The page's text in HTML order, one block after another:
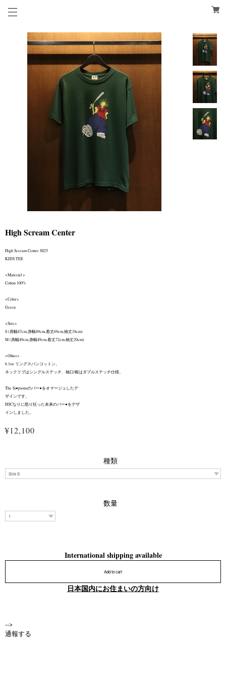
High Scream Center
High Scream Center SS25
KIDS TEE
<Material >
Cotton 100%
<Color>
Green
<Size>
S (肩幅47cm,身幅49cm,着丈69cm,袖丈18cm)
M (肩幅49cm,身幅49cm,着丈72cm,袖丈20cm)
<Other>
6.1oz リングスパンコットン。
ネックリブはシングルステッチ、袖口/裾はダブルステッチ仕様。
The Si●psonsのバー●をオマージュしたデ
ザインです。
HSCなりに怒り狂った未来のバー●をデザ
インしました。
¥12,100
種類
数量
International shipping available
Add to cart
日本国内にお住まいの方向け
-->
通報する